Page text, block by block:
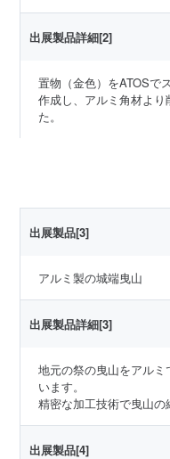
出展製品詳細[2]
置物（金色）をATOSで
作成し、アルミ角材よ
た。
出展製品[3]
アルミ製の城端曳山
出展製品詳細[3]
地元の祭の曳山をアル
います。
精密な加工技術で曳山の
出展製品[4]